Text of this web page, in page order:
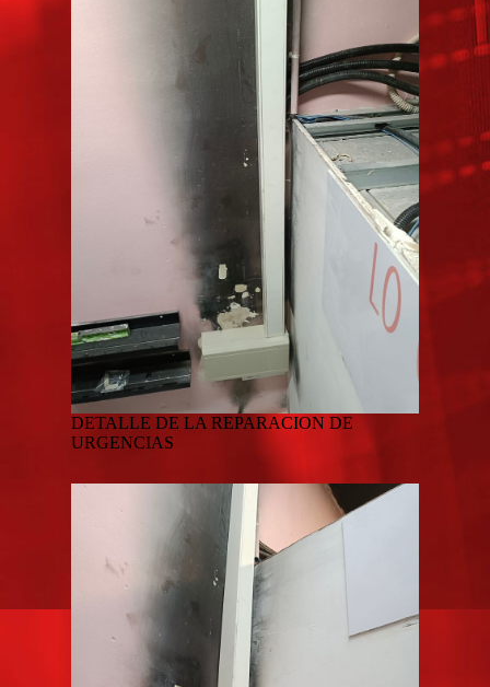
DETALLE DE LA REPARACION DE
URGENCIAS